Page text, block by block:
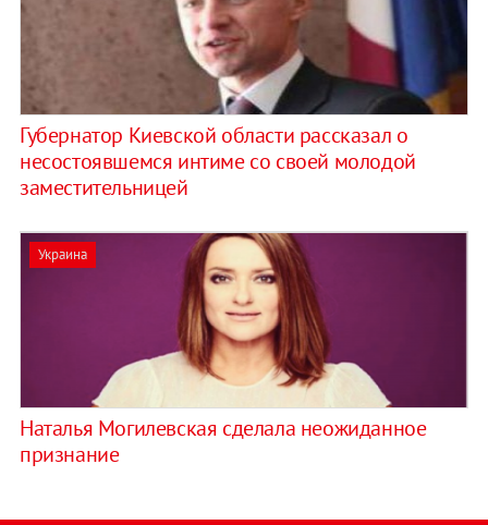
Губернатор Киевской области рассказал о
несостоявшемся интиме со своей молодой
заместительницей
Украина
Наталья Могилевская сделала неожиданное
признание